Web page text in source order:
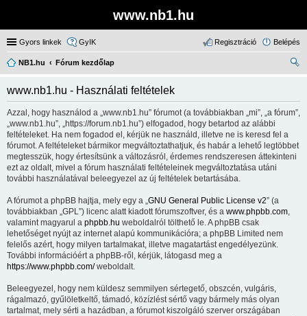
www.nb1.hu
Gyors linkek GyIK Belépés
Regisztráció
NB1.hu
Fórum kezdőlap
s
www.nb1.hu - Használati feltételek
Azzal, hogy használod a „www.nb1.hu” fórumot (a továbbiakban „mi”, „a fórum”,
„www.nb1.hu”, „https://forum.nb1.hu”) elfogadod, hogy betartod az alábbi
feltételeket. Ha nem fogadod el, kérjük ne használd, illetve ne is keresd fel a
fórumot. A feltételeket bármikor megváltoztathatjuk, és habár a lehető legtöbbet
megtesszük, hogy értesítsünk a változásról, érdemes rendszeresen áttekinteni
ezt az oldalt, mivel a fórum használati feltételeinek megváltoztatása utáni
további használatával beleegyezel az új feltételek betartásába.
A fórumot a phpBB hajtja, mely egy a „GNU General Public License v2” (a
továbbiakban „GPL”) licenc alatt kiadott fórumszoftver, és a www.phpbb.com,
valamint magyarul a phpbb.hu weboldalról tölthető le. A phpBB csak
lehetőséget nyújt az internet alapú kommunikációra; a phpBB Limited nem
felelős azért, hogy milyen tartalmakat, illetve magatartást engedélyezünk.
További információért a phpBB-ről, kérjük, látogasd meg a
https://www.phpbb.com/weboldalt.
Beleegyezel, hogy nem küldesz semmilyen sértegető, obszcén, vulgáris,
rágalmazó, gyűlöletkeltő, támadó, közízlést sértő vagy bármely más olyan
tartalmat, mely sérti a hazádban, a fórumot kiszolgáló szerver országában